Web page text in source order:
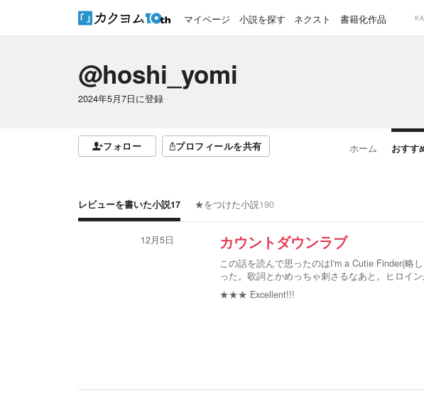
マイページ 小説を探す ネクスト 書籍化作品
@hoshi_yomi
2024年5月7日に登録
フォロー プロフィールを共有 ホーム おすす
レビューを書いた小説17 ★をつけた小説190
12月5日 カウントダウンラブ
この話を読んで思ったのはI'm a Cutie Finder(略
った。歌詞とかめっちゃ刺さるなあと。ヒロイ
★★★ Excellent!!!